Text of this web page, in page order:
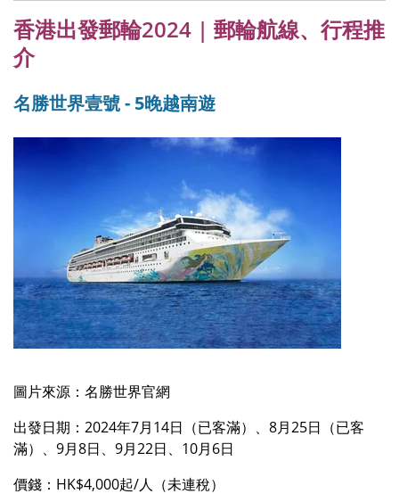
香港出發郵輪2024 | 郵輪航線、行程推
介
名勝世界壹號 - 5晚越南遊
圖片來源：名勝世界官網
出發日期：2024年7月14日（已客滿）、8月25日（已客
滿）、9月8日、9月22日、10月6日
價錢：HK$4,000起/人（未連稅）